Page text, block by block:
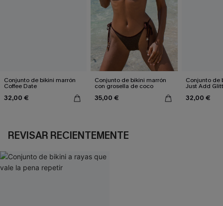
Conjunto de bikini marrón
Coffee Date
32,00 €
Conjunto de bikini marrón
con grosella de coco
35,00 €
Conjunto de
Just Add
32,00 €
REVISAR RECIENTEMENTE